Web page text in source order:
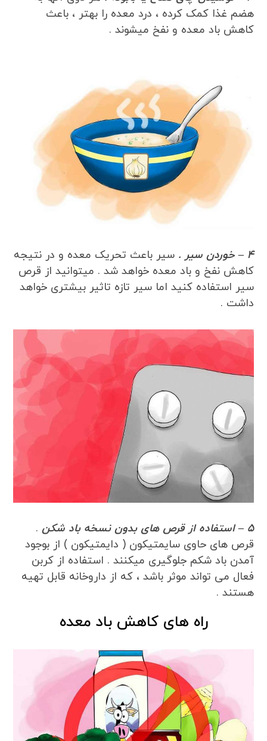
هضم غذا کمک کرده ، درد معده را بهتر ، باعث
کاهش باد معده و نفخ میشوند .
4 – خوردن سیر .
سیر باعث تحریک معده و در نتیجه
کاهش نفخ و باد معده خواهد شد . میتوانید از قرص
سیر استفاده کنید اما سیر تازه تاثیر بیشتری خواهد
داشت .
5 – استفاده از قرص های بدون نسخه باد شکن
.
قرص های حاوی سایمتیکون ( دایمتیکون ) از بوجود
آمدن باد شکم جلوگیری میکنند . استفاده از کربن
فعال می تواند موثر باشد ، که از داروخانه قابل تهیه
هستند .
راه های کاهش باد معده